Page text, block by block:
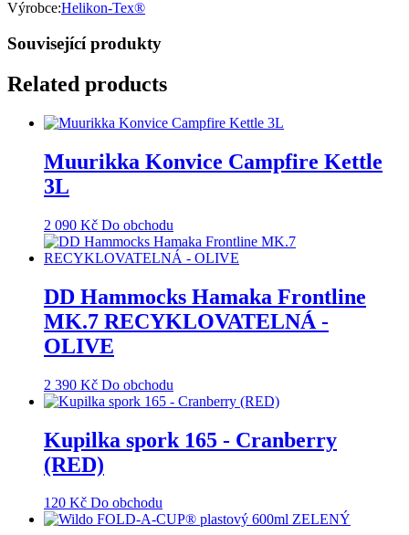
Výrobce:Helikon-Tex®
Související produkty
Related products
Muurikka Konvice Campfire Kettle
3L
2 090 Kč Do obchodu
DD Hammocks Hamaka Frontline
MK.7 RECYKLOVATELNÁ -
OLIVE
2 390 Kč Do obchodu
Kupilka spork 165 - Cranberry
(RED)
120 Kč Do obchodu